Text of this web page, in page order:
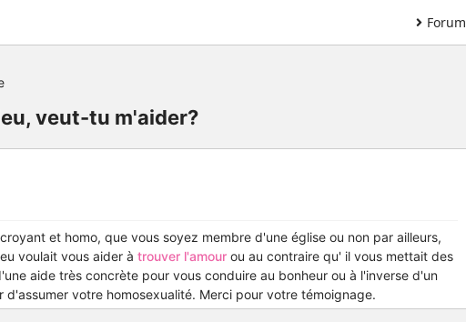
Forum
veut-tu m'aider?
et homo, que vous soyez membre d'une église ou non par ailleurs,
voulait vous aider à trouver l'amour ou au contraire qu' il vous mettait des
aide très concrète pour vous conduire au bonheur ou à l'inverse d'un
votre homosexualité. Merci pour votre témoignage.